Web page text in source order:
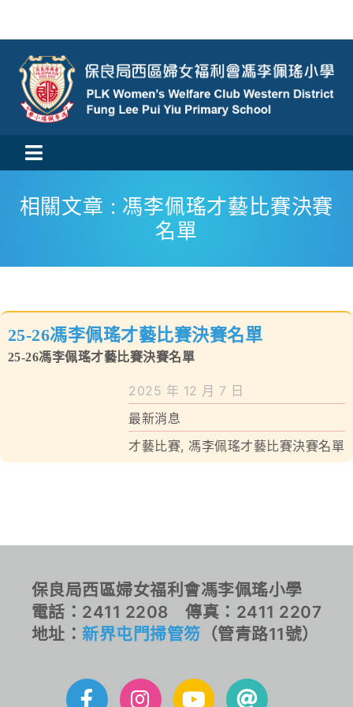
content
Toggle
Navigation
活動消息
學與教
校風及學生支援
學校特色
相關文章 : 馮李佩瑤才藝比賽決賽
名單
25-26馮李佩瑤才藝比賽決賽名單
25-26馮李佩瑤才藝比賽決賽名單
2025 年 12 月 7 日
最新消息
才藝比賽,馮李佩瑤才藝比賽決賽名單
保良局西區婦女福利會馮李佩瑤小學
電話：2411 2208 傳真：2411 2207
地址： 新界屯門掃管笏 （管青路11號）